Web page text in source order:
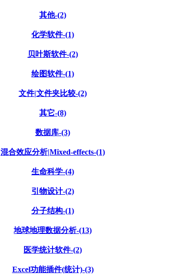
其他-(2)
化学软件-(1)
贝叶斯软件-(2)
绘图软件-(1)
文件|文件夹比较-(2)
其它-(8)
数据库-(3)
混合效应分析|Mixed-effects-(1)
生命科学-(4)
引物设计-(2)
分子结构-(1)
地球地理数据分析-(13)
医学统计软件-(2)
Excel功能插件(统计)-(3)